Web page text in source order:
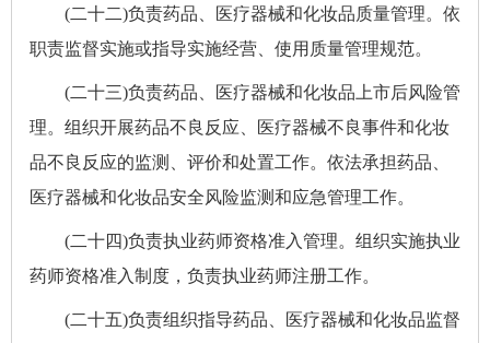
(二十二)负责药品、医疗器械和化妆品质量管理。依
职责监督实施或指导实施经营、使用质量管理规范。
(二十三)负责药品、医疗器械和化妆品上市后风险管
理。组织开展药品不良反应、医疗器械不良事件和化妆
品不良反应的监测、评价和处置工作。依法承担药品、
医疗器械和化妆品安全风险监测和应急管理工作。
(二十四)负责执业药师资格准入管理。组织实施执业
药师资格准入制度，负责执业药师注册工作。
(二十五)负责组织指导药品、医疗器械和化妆品监督